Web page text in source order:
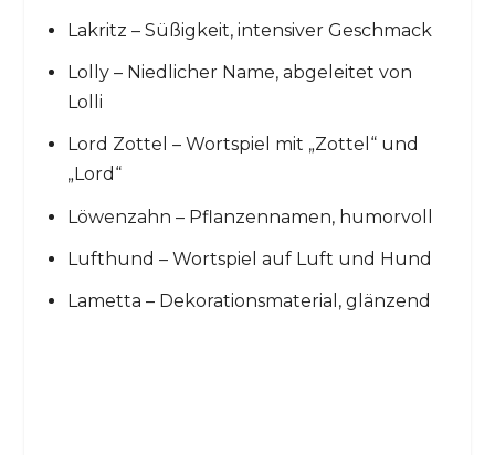
Lakritz – Süßigkeit, intensiver Geschmack
Lolly – Niedlicher Name, abgeleitet von
Lolli
Lord Zottel – Wortspiel mit „Zottel“ und
„Lord“
Löwenzahn – Pflanzennamen, humorvoll
Lufthund – Wortspiel auf Luft und Hund
Lametta – Dekorationsmaterial, glänzend